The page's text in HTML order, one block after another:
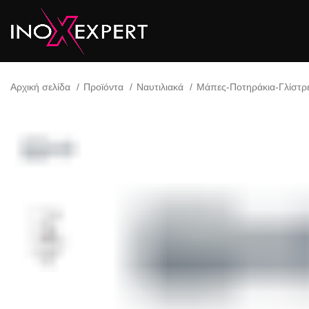
Αρχική σελίδα Προϊόντα Ναυτιλιακά Μάπες-Ποτηράκια-